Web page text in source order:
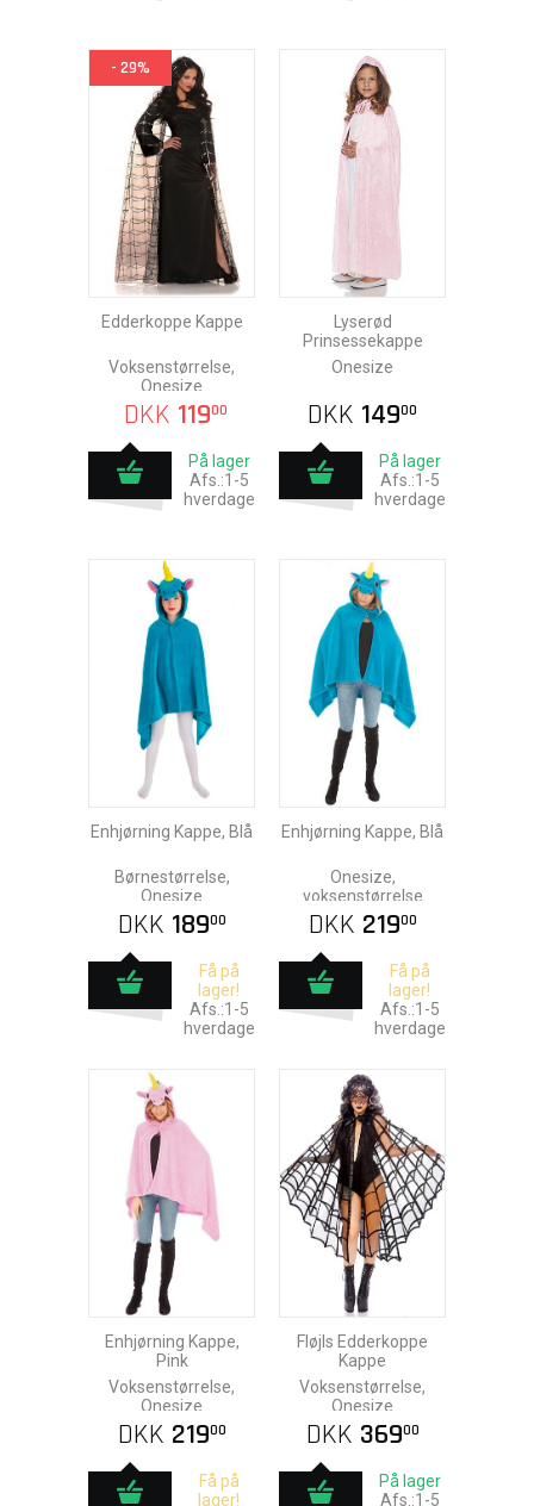
- 29%
Edderkoppe Kappe
Voksenstørrelse,
Onesize
DKK 11900
På lager
Afs.:1-5
hverdage
Lyserød
Prinsessekappe
Onesize
DKK 14900
På lager
Afs.:1-5
hverdage
Enhjørning Kappe, Blå
Børnestørrelse,
Onesize
DKK 18900
Få på
lager!
Afs.:1-5
hverdage
Enhjørning Kappe, Blå
Onesize,
voksenstørrelse
DKK 21900
Få på
lager!
Afs.:1-5
hverdage
Enhjørning Kappe,
Pink
Voksenstørrelse,
Onesize
DKK 21900
Få på
lager!
Fløjls Edderkoppe
Kappe
Voksenstørrelse,
Onesize
DKK 36900
På lager
Afs.:1-5